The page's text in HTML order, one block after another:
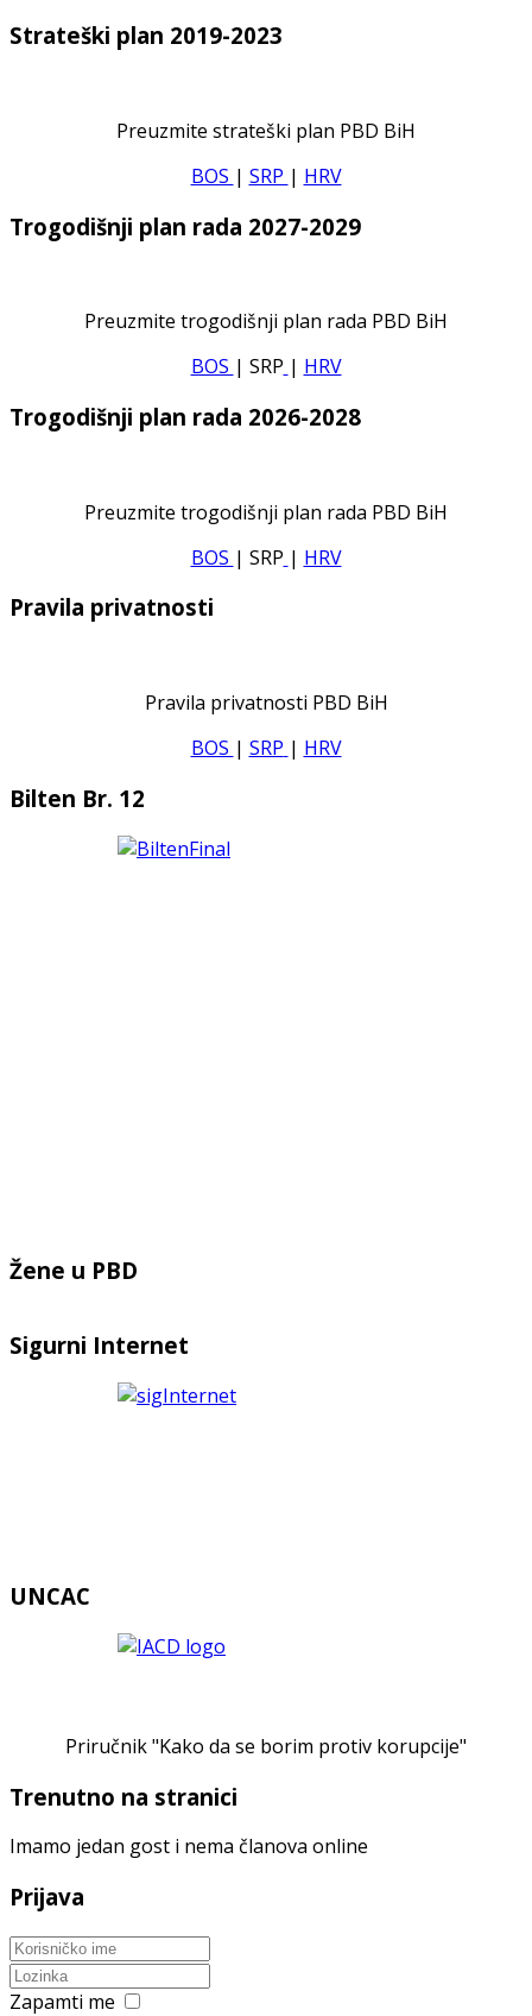
Strateški plan 2019-2023
Preuzmite strateški plan PBD BiH
BOS | SRP | HRV
Trogodišnji plan rada 2027-2029
Preuzmite trogodišnji plan rada PBD BiH
BOS | SRP | HRV
Trogodišnji plan rada 2026-2028
Preuzmite trogodišnji plan rada PBD BiH
BOS | SRP | HRV
Pravila privatnosti
Pravila privatnosti PBD BiH
BOS | SRP | HRV
Bilten Br. 12
Žene u PBD
Sigurni Internet
UNCAC
Priručnik "Kako da se borim protiv korupcije"
Trenutno na stranici
Imamo jedan gost i nema članova online
Prijava
Zapamti me